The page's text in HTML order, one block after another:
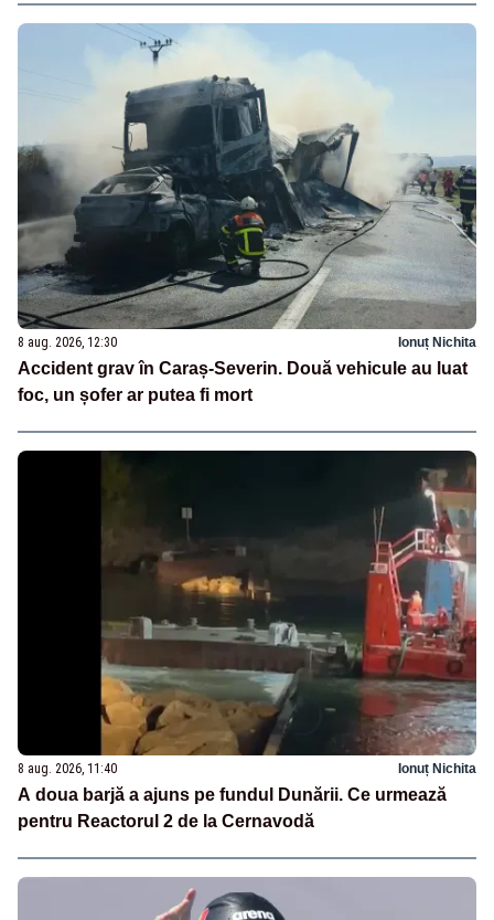
8 aug. 2026, 12:30 Ionuț Nichita
Accident grav în Caraș-Severin. Două vehicule au luat
foc, un șofer ar putea fi mort
8 aug. 2026, 11:40 Ionuț Nichita
A doua barjă a ajuns pe fundul Dunării. Ce urmează
pentru Reactorul 2 de la Cernavodă